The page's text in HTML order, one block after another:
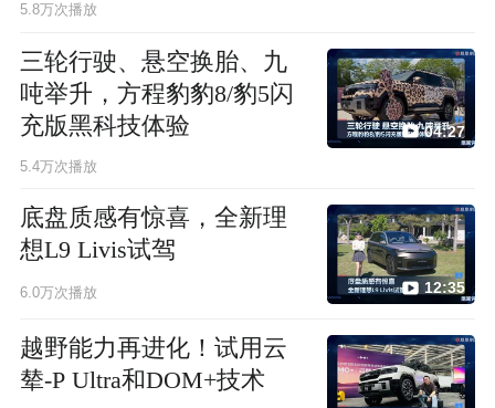
5.8万次播放
三轮行驶、悬空换胎、九
吨举升，方程豹豹8/豹5闪
充版黑科技体验
5.4万次播放
04:27
底盘质感有惊喜，全新理
想L9 Livis试驾
6.0万次播放 12:35
越野能力再进化！试用云
辇-P Ultra和DOM+技术